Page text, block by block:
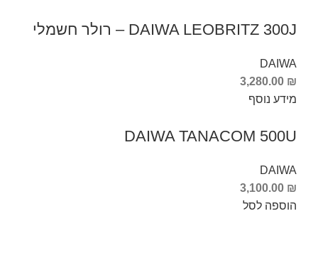
DAIWA LEOBRITZ 300J – רולר חשמלי
DAIWA
3,280.00 ₪
מידע נוסף
DAIWA TANACOM 500U
DAIWA
3,100.00 ₪
הוספה לסל